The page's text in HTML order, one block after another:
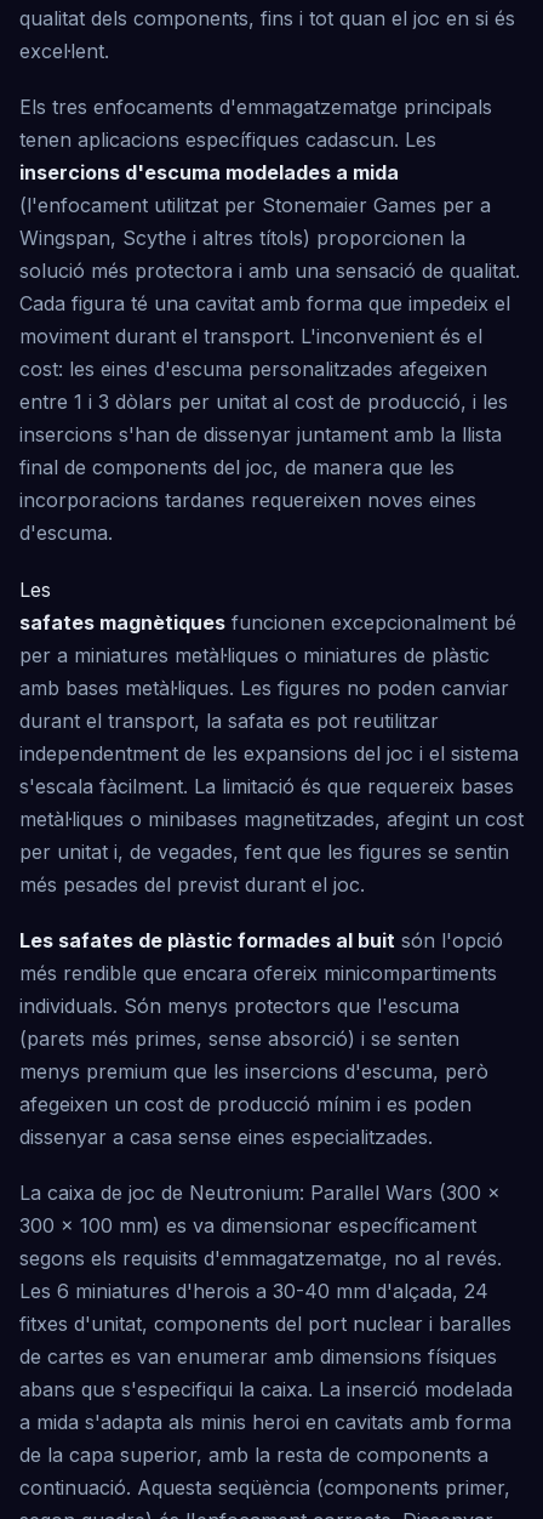
qualitat dels components, fins i tot quan el joc en si és
excel·lent.
Els tres enfocaments d'emmagatzematge principals
tenen aplicacions específiques cadascun. Les
insercions d'escuma modelades a mida
(l'enfocament utilitzat per Stonemaier Games per a
Wingspan, Scythe i altres títols) proporcionen la
solució més protectora i amb una sensació de qualitat.
Cada figura té una cavitat amb forma que impedeix el
moviment durant el transport. L'inconvenient és el
cost: les eines d'escuma personalitzades afegeixen
entre 1 i 3 dòlars per unitat al cost de producció, i les
insercions s'han de dissenyar juntament amb la llista
final de components del joc, de manera que les
incorporacions tardanes requereixen noves eines
d'escuma.
Les
safates magnètiques funcionen excepcionalment bé
per a miniatures metàl·liques o miniatures de plàstic
amb bases metàl·liques. Les figures no poden canviar
durant el transport, la safata es pot reutilitzar
independentment de les expansions del joc i el sistema
s'escala fàcilment. La limitació és que requereix bases
metàl·liques o minibases magnetitzades, afegint un cost
per unitat i, de vegades, fent que les figures se sentin
més pesades del previst durant el joc.
Les safates de plàstic formades al buit són l'opció
més rendible que encara ofereix minicompartiments
individuals. Són menys protectors que l'escuma
(parets més primes, sense absorció) i se senten
menys premium que les insercions d'escuma, però
afegeixen un cost de producció mínim i es poden
dissenyar a casa sense eines especialitzades.
La caixa de joc de Neutronium: Parallel Wars (300 ×
300 × 100 mm) es va dimensionar específicament
segons els requisits d'emmagatzematge, no al revés.
Les 6 miniatures d'herois a 30-40 mm d'alçada, 24
fitxes d'unitat, components del port nuclear i baralles
de cartes es van enumerar amb dimensions físiques
abans que s'especifiqui la caixa. La inserció modelada
a mida s'adapta als minis heroi en cavitats amb forma
de la capa superior, amb la resta de components a
continuació. Aquesta seqüència (components primer,